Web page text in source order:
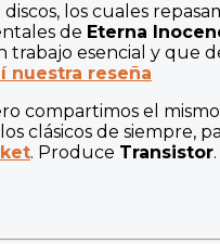
los cuales
de Eterna
trabajo esencial y que
nuestra reseña
compartimos el
clásicos de siempre,
. Produce Transistor.